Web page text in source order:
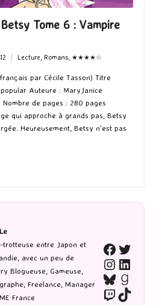
Tome 6 : Vampire
in
Lecture, Romans, ★★★★☆
par Cécile Tasson) Titre
Auteure : MaryJanice
de pages : 280 pages
qui approche à grands pas, Betsy
Heureusement, Betsy n'est pas
trotteuse entre Japon et
avec un peu de
Blogueuse, Gameuse,
Freelance, Manager
France
Bluesky
TwitchTikTok